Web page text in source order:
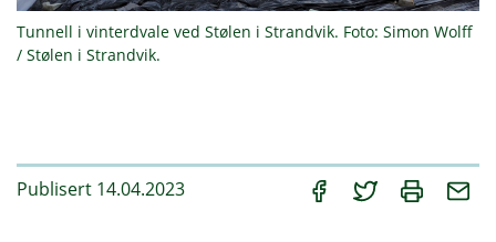
Tunnell i vinterdvale ved Stølen i Strandvik. Foto: Simon Wolff
/ Stølen i Strandvik.
Publisert 14.04.2023